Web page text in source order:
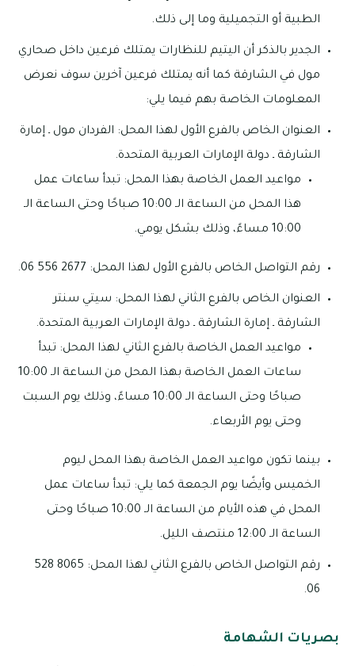
الطبية أو التجميلية وما إلى ذلك.
الجدير بالذكر أن اليتيم للنظارات يمتلك فرعين داخل صحاري
مول في الشارقة كما أنه يمتلك فرعين آخرين سوف نعرض
المعلومات الخاصة بهم فيما يلي:
العنوان الخاص بالفرع الأول لهذا المحل: الفردان مول ـ إمارة
الشارقة ـ دولة الإمارات العربية المتحدة.
مواعيد العمل الخاصة بهذا المحل: تبدأ ساعات عمل
هذا المحل من الساعة الـ 10:00 صباحًا وحتى الساعة الـ
10:00 مساءً، وذلك بشكل يومي.
رقم التواصل الخاص بالفرع الأول لهذا المحل: 2677 556 06.
العنوان الخاص بالفرع الثاني لهذا المحل: سيتي سنتر
الشارقة ـ إمارة الشارقة ـ دولة الإمارات العربية المتحدة.
مواعيد العمل الخاصة بالفرع الثاني لهذا المحل: تبدأ
ساعات العمل الخاصة بهذا المحل من الساعة الـ 10:00
صباحًا وحتى الساعة الـ 10:00 مساءً، وذلك يوم السبت
وحتى يوم الأربعاء.
بينما تكون مواعيد العمل الخاصة بهذا المحل ليوم
الخميس وأيضًا يوم الجمعة كما يلي: تبدأ ساعات عمل
المحل في هذه الأيام من الساعة الـ 10:00 صباحًا وحتى
الساعة الـ 12:00 منتصف الليل.
رقم التواصل الخاص بالفرع الثاني لهذا المحل: 8065 528
06.
بصريات الشهامة